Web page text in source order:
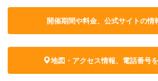
開催期間や料金、公式サイトの情
地図・アクセス情報、電話番号